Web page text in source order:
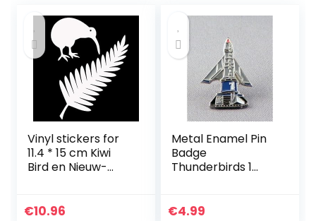
Vinyl stickers for
11.4 * 15 cm Kiwi
Bird en Nieuw-
Creatieve Auto
€10.96
Metal Enamel Pin
Badge
Thunderbirds 1
€4.99